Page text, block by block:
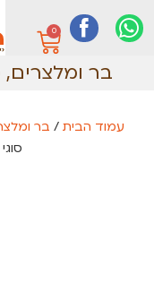
0
בר ומלצרים,
עמוד הבית / בר